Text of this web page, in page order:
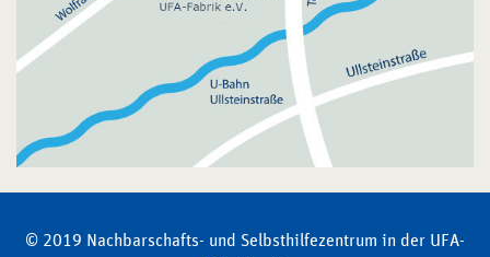
© 2019 Nachbarschafts- und Selbsthilfezentrum in der UFA-